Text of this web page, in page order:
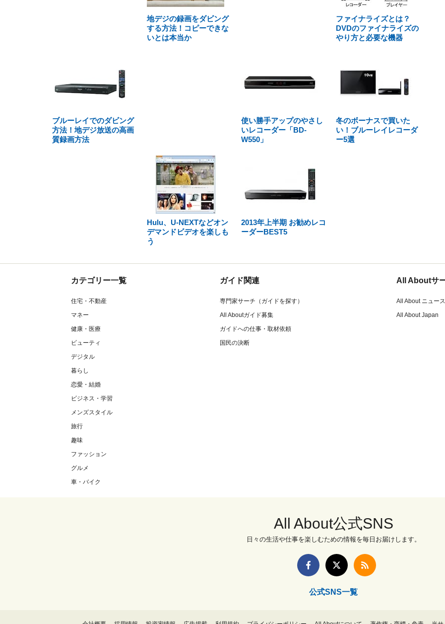
地デジの録画をダビング
する方法！コピーできな
いとは本当か
ファイナライズとは？
DVDのファイナライズの
やり方と必要な機器
ブルーレイでのダビング
方法！地デジ放送の高画
質録画方法
使い勝手アップのやさし
いレコーダー「BD-
W550」
冬のボーナスで買いた
い！ブルーレイレコーダ
ー5選
Hulu、U-NEXTなどオン
デマンドビデオを楽しも
う
2013年上半期 お勧めレコ
ーダーBEST5
カテゴリー一覧
住宅・不動産
マネー
健康・医療
ビューティ
デジタル
暮らし
恋愛・結婚
ビジネス・学習
メンズスタイル
旅行
趣味
ファッション
グルメ
車・バイク
ガイド関連
専門家サーチ（ガイドを探す）
All Aboutガイド募集
ガイドへの仕事・取材依頼
国民の決断
All Aboutサ
All About ニュース
All About Japan
All About公式SNS
日々の生活や仕事を楽しむための情報を毎日お届けします。
公式SNS一覧